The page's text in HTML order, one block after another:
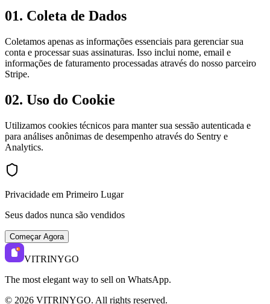
01. Coleta de Dados
Coletamos apenas as informações essenciais para gerenciar sua
conta e processar suas assinaturas. Isso inclui nome, email e
informações de faturamento processadas através do nosso parceiro
Stripe.
02. Uso do Cookie
Utilizamos cookies técnicos para manter sua sessão autenticada e
para análises anônimas de desempenho através do Sentry e
Analytics.
Privacidade em Primeiro Lugar
Seus dados nunca são vendidos
Começar Agora
VITRINYGO
The most elegant way to sell on WhatsApp.
© 2026 VITRINYGO. All rights reserved.